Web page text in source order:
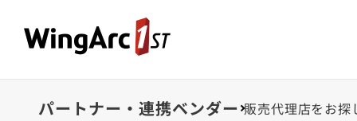
パートナー・連携ベンダー 販売代理店をお探